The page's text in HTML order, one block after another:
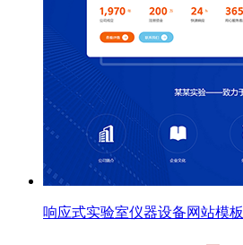
响应式实验室仪器设备网站模板